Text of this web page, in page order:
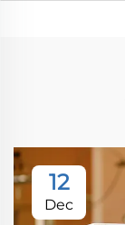
12
Dec